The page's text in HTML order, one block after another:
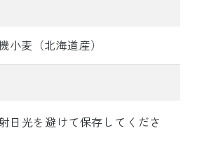
小麦（北海道産）
日光を避けて保存してくださ